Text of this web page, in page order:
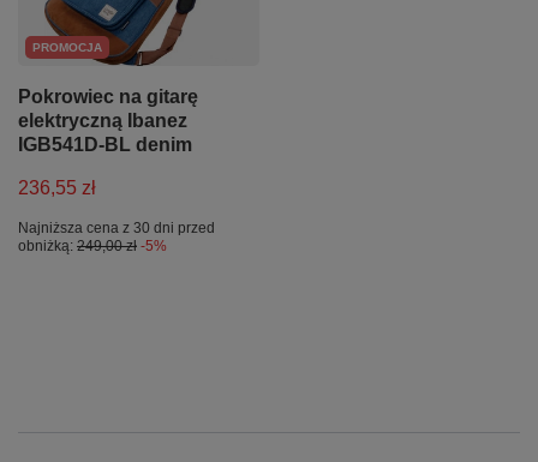
PROMOCJA
Pokrowiec na gitarę
elektryczną Ibanez
IGB541D-BL denim
236,55 zł
Najniższa cena z 30 dni przed
obniżką: 249,00 zł -5%